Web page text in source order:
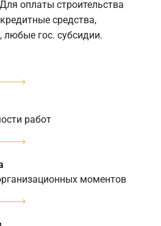
оплаты строительства
средства,
любые гос. субсидии.
работ
моментов